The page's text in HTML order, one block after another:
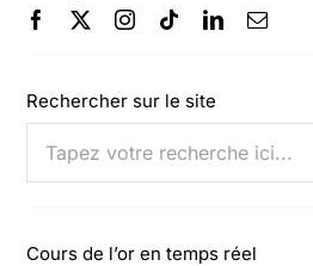
Rechercher sur le site
Rechercher:
Cours de l’or en temps réel